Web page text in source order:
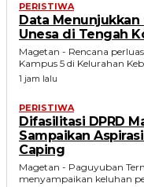
PERISTIWA
Data Menunjukkan
Unesa di Tengah
Magetan - Rencana
Kampus 5 di Kelurahan
1 jam lalu
PERISTIWA
Difasilitasi DPRD
Sampaikan
Caping
Magetan - Paguyuban
menyampaikan keluhan